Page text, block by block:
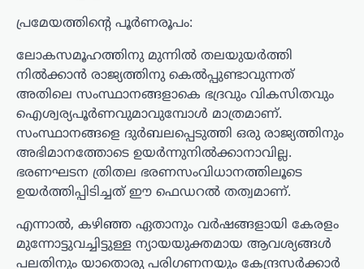
പ്രമേയത്തിന്റെ പൂർണരൂപം:
ലോകസമൂഹത്തിനു മുന്നില്‍ തലയുയര്‍ത്തി
നില്‍ക്കാന്‍ രാജ്യത്തിനു കെല്‍പ്പുണ്ടാവുന്നത്
അതിലെ സംസ്ഥാനങ്ങളാകെ ഭദ്രവും വികസിതവും
ഐശ്വര്യപൂര്‍ണവുമാവുമ്പോള്‍ മാത്രമാണ്.
സംസ്ഥാനങ്ങളെ ദുര്‍ബലപ്പെടുത്തി ഒരു രാജ്യത്തിനും
അഭിമാനത്തോടെ ഉയര്‍ന്നുനില്‍ക്കാനാവില്ല.
ഭരണഘടന ത്രിതല ഭരണസംവിധാനത്തിലൂടെ
ഉയര്‍ത്തിപ്പിടിച്ചത് ഈ ഫെഡറല്‍ തത്വമാണ്.
എന്നാല്‍, കഴിഞ്ഞ ഏതാനും വര്‍ഷങ്ങളായി കേരളം
മുന്നോട്ടുവച്ചിട്ടുള്ള ന്യായയുക്തമായ ആവശ്യങ്ങള്‍
പലതിനും യാതൊരു പരിഗണനയും കേന്ദ്രസര്‍ക്കാര്‍